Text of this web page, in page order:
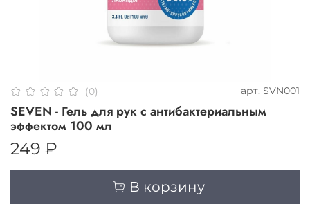
(0) арт. SVN001
SEVEN - Гель для рук с антибактериальным
эффектом 100 мл
249 ₽
В корзину